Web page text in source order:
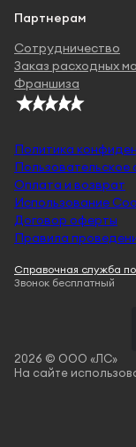
Партнерам
Сотрудничество
Заказ расходных
Франшиза
Политика
Пользовательское
Оплата и возврат
Использование
Договор оферты
Правила
2026 © ООО «ЛС»
На сайте
Справочная служба
Звонок бесплатный